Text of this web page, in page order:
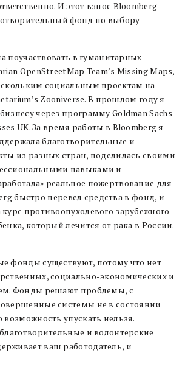
И этот взнос Bloomberg
фонд по выбору
поучаствовать в гуманитарных
OpenStreetMap Team’s Missing Maps,
социальным проектам на
Zooniverse. В прошлом году я
через программу Goldman Sachs
UK. За время работы в Bloomberg я
благотворительные и
из разных стран, поделилась своими
навыками и
реальное пожертвование для
быстро перевел средства в фонд, и
противоопухолевого зарубежного
который лечится от рака в России.
фонды существуют, потому что нет
социально-экономических и
Фонды решают проблемы, с
системы не в состоянии
возможность упускать нельзя.
и волонтерские
ваш работодатель, и